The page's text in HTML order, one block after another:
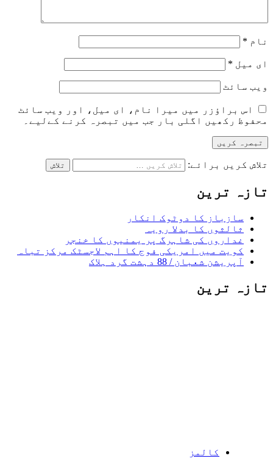
نام *
ای میل *
ویب‌ سائٹ
اس براؤزر میں میرا نام، ای میل، اور ویب سائٹ
محفوظ رکھیں اگلی بار جب میں تبصرہ کرنے کےلیے۔
تلاش کریں برائے:
تازہ ترین
سازباز کا دوٹوک انکار
ثالثوں کا بدلا رویہ
غداروں کی شاہرگ پر یمنیوں کا خنجر
کویت میں امریکی فوج کا اہم لاجسٹک مرکز تباہ
آپریشن شعبان / 88 دہشت گرد ہلاک
تازہ ترین
کالمز